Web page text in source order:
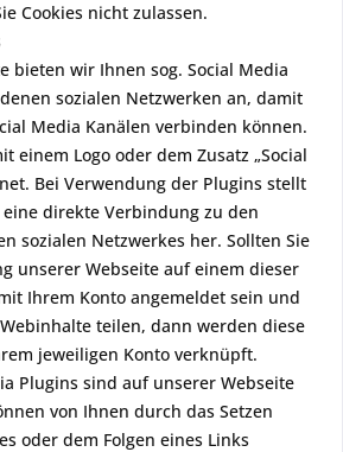
Cookies nicht zulassen.
bieten wir Ihnen sog. Social Media
sozialen Netzwerken an, damit
Media Kanälen verbinden können.
einem Logo oder dem Zusatz „Social
Bei Verwendung der Plugins stellt
direkte Verbindung zu den
sozialen Netzwerkes her. Sollten Sie
unserer Webseite auf einem dieser
Ihrem Konto angemeldet sein und
teilen, dann werden diese
jeweiligen Konto verknüpft.
Plugins sind auf unserer Webseite
von Ihnen durch das Setzen
oder dem Folgen eines Links